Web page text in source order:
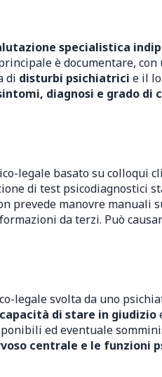
specialistica
è documentare,
di disturbi psichiatrici e il
diagnosi e grado di
legale basato su colloqui
di test psicodiagnostici
prevede manovre manuali
da terzi. Può
legale svolta da uno
capacità di stare in giudizio
ed eventuale
centrale e le funzioni